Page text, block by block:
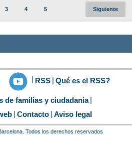
Siguiente
3 4 5
RSS Qué es el RSS?
de familias y ciudadania
Contacto Aviso legal
Todos los derechos reservados